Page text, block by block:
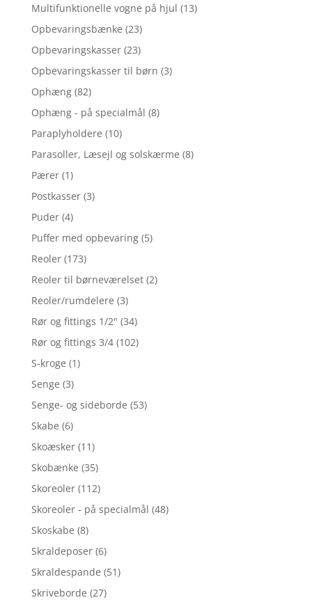
Multifunktionelle vogne på hjul (13)
Opbevaringsbænke (23)
Opbevaringskasser (23)
Opbevaringskasser til børn (3)
Ophæng (82)
Ophæng - på specialmål (8)
Paraplyholdere (10)
Parasoller, Læsejl og solskærme (8)
Pærer (1)
Postkasser (3)
Puder (4)
Puffer med opbevaring (5)
Reoler (173)
Reoler til børneværelset (2)
Reoler/rumdelere (3)
Rør og fittings 1/2" (34)
Rør og fittings 3/4 (102)
S-kroge (1)
Senge (3)
Senge- og sideborde (53)
Skabe (6)
Skoæsker (11)
Skobænke (35)
Skoreoler (112)
Skoreoler - på specialmål (48)
Skoskabe (8)
Skraldeposer (6)
Skraldespande (51)
Skriveborde (27)